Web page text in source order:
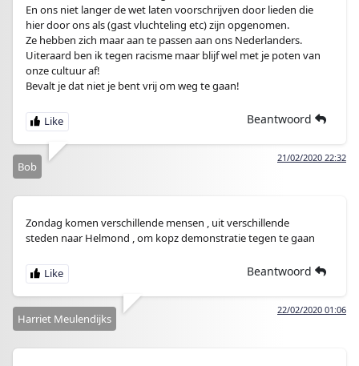
En ons niet langer de wet laten voorschrijven door lieden die
hier door ons als (gast vluchteling etc) zijn opgenomen.
Ze hebben zich maar aan te passen aan ons Nederlanders.
Uiteraard ben ik tegen racisme maar blijf wel met je poten van
onze cultuur af!
Bevalt je dat niet je bent vrij om weg te gaan!
Beantwoord
21/02/2020 22:32
Bob
Zondag komen verschillende mensen , uit verschillende
steden naar Helmond , om kopz demonstratie tegen te gaan
Beantwoord
22/02/2020 01:06
Harriet Meulendijks